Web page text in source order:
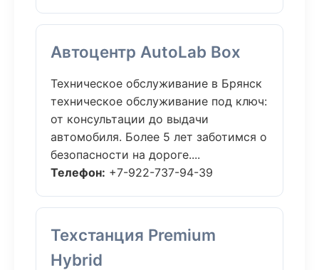
Автоцентр AutoLab Box
Техническое обслуживание в Брянск
техническое обслуживание под ключ:
от консультации до выдачи
автомобиля. Более 5 лет заботимся о
безопасности на дороге....
Телефон: +7-922-737-94-39
Техстанция Premium
Hybrid